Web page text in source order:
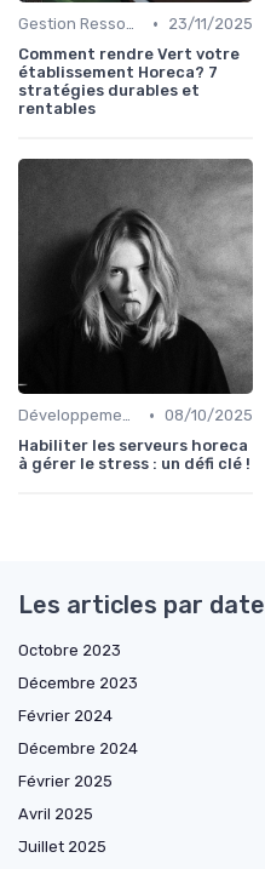
Gestion Ressources •
23/11/2025
Comment rendre Vert votre
établissement Horeca? 7
stratégies durables et
rentables
Développement personnel • 08/10/2025
Habiliter les serveurs horeca
à gérer le stress : un défi clé !
Les articles par date
Octobre 2023
Décembre 2023
Février 2024
Décembre 2024
Février 2025
Avril 2025
Juillet 2025